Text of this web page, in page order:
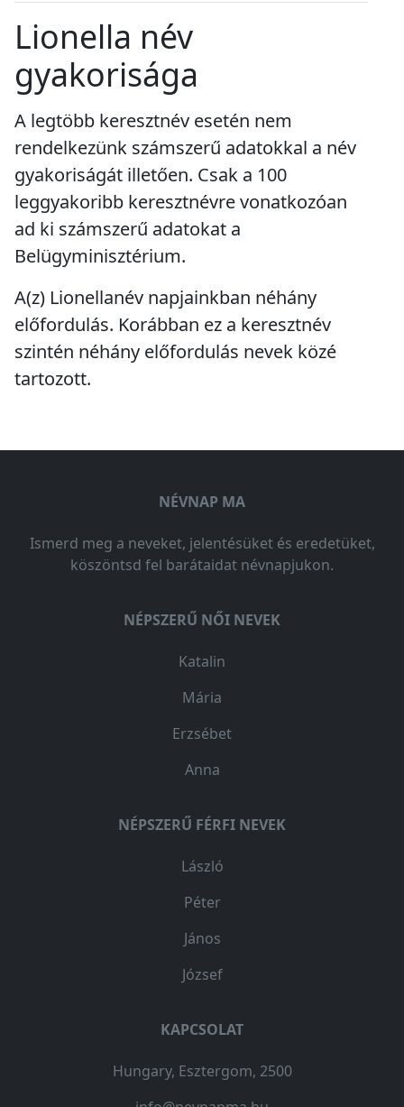
Lionella név
gyakorisága
A legtöbb keresztnév esetén nem
rendelkezünk számszerű adatokkal a név
gyakoriságát illetően. Csak a 100
leggyakoribb keresztnévre vonatkozóan
ad ki számszerű adatokat a
Belügyminisztérium.
A(z) Lionellanév napjainkban néhány
előfordulás. Korábban ez a keresztnév
szintén néhány előfordulás nevek közé
tartozott.
NÉVNAP MA
Ismerd meg a neveket, jelentésüket és eredetüket,
köszöntsd fel barátaidat névnapjukon.
NÉPSZERŰ NŐI NEVEK
Katalin
Mária
Erzsébet
Anna
NÉPSZERŰ FÉRFI NEVEK
László
Péter
János
József
KAPCSOLAT
Hungary, Esztergom, 2500